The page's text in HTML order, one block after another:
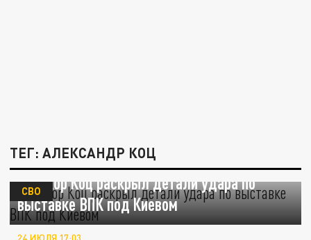
ТЕГ: АЛЕКСАНДР КОЦ
Военкор Коц раскрыл детали удара по
выставке ВПК под Киевом
СВО
24 ИЮЛЯ 17:03